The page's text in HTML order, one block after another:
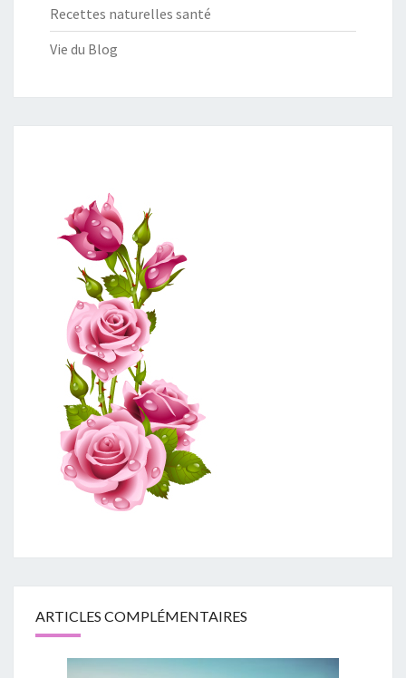
Recettes naturelles santé
Vie du Blog
ARTICLES COMPLÉMENTAIRES